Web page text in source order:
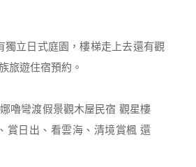
獨立日式庭園，樓梯走上去還有觀
旅遊住宿預約。